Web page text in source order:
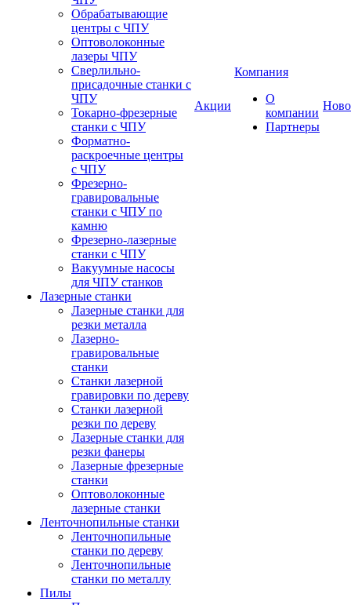
Обрабатывающие
центры с ЧПУ
Оптоволоконные
лазеры ЧПУ
Сверлильно-
присадочные станки с
ЧПУ
Токарно-фрезерные
станки с ЧПУ
Форматно-
раскроечные центры
с ЧПУ
Фрезерно-
гравировальные
станки с ЧПУ по
камню
Фрезерно-лазерные
станки с ЧПУ
Вакуумные насосы
для ЧПУ станков
Лазерные станки
Лазерные станки для
резки металла
Лазерно-
гравировальные
станки
Станки лазерной
гравировки по дереву
Станки лазерной
резки по дереву
Лазерные станки для
резки фанеры
Лазерные фрезерные
станки
Оптоволоконные
лазерные станки
Ленточнопильные станки
Ленточнопильные
станки по дереву
Ленточнопильные
станки по металлу
Пилы
Акции
Компания
О
компании
Партнеры